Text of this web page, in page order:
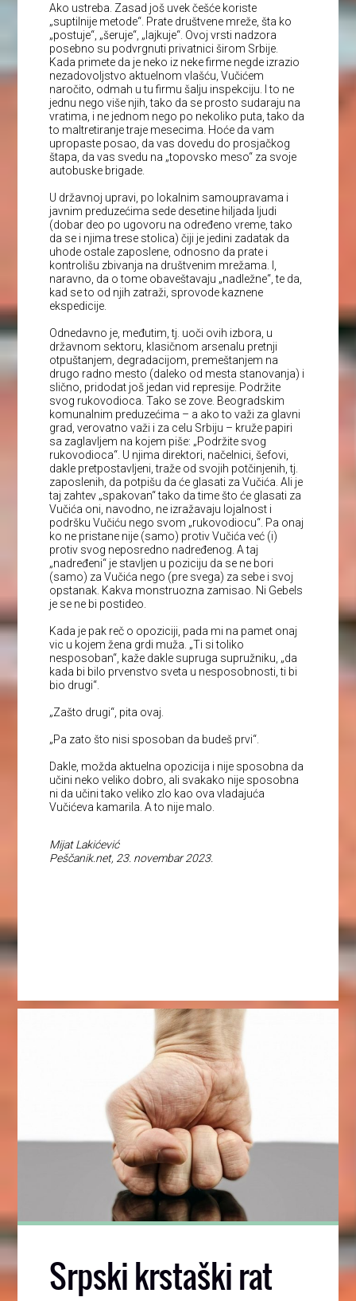
Ako ustreba. Zasad još uvek češće koriste
„suptilnije metode“. Prate društvene mreže, šta ko
„postuje“, „šeruje“, „lajkuje“. Ovoj vrsti nadzora
posebno su podvrgnuti privatnici širom Srbije.
Kada primete da je neko iz neke firme negde izrazio
nezadovoljstvo aktuelnom vlašću, Vučićem
naročito, odmah u tu firmu šalju inspekciju. I to ne
jednu nego više njih, tako da se prosto sudaraju na
vratima, i ne jednom nego po nekoliko puta, tako da
to maltretiranje traje mesecima. Hoće da vam
upropaste posao, da vas dovedu do prosjačkog
štapa, da vas svedu na „topovsko meso“ za svoje
autobuske brigade.
U državnoj upravi, po lokalnim samoupravama i
javnim preduzećima sede desetine hiljada ljudi
(dobar deo po ugovoru na određeno vreme, tako
da se i njima trese stolica) čiji je jedini zadatak da
uhode ostale zaposlene, odnosno da prate i
kontrolišu zbivanja na društvenim mrežama. I,
naravno, da o tome obaveštavaju „nadležne“, te da,
kad se to od njih zatraži, sprovode kaznene
ekspedicije.
Odnedavno je, međutim, tj. uoči ovih izbora, u
državnom sektoru, klasičnom arsenalu pretnji
otpuštanjem, degradacijom, premeštanjem na
drugo radno mesto (daleko od mesta stanovanja) i
slično, pridodat još jedan vid represije. Podržite
svog rukovodioca. Tako se zove. Beogradskim
komunalnim preduzećima – a ako to važi za glavni
grad, verovatno važi i za celu Srbiju – kruže papiri
sa zaglavljem na kojem piše: „Podržite svog
rukovodioca“. U njima direktori, načelnici, šefovi,
dakle pretpostavljeni, traže od svojih potčinjenih, tj.
zaposlenih, da potpišu da će glasati za Vučića. Ali je
taj zahtev „spakovan“ tako da time što će glasati za
Vučića oni, navodno, ne izražavaju lojalnost i
podršku Vučiću nego svom „rukovodiocu“. Pa onaj
ko ne pristane nije (samo) protiv Vučića već (i)
protiv svog neposredno nadređenog. A taj
„nadređeni“ je stavljen u poziciju da se ne bori
(samo) za Vučića nego (pre svega) za sebe i svoj
opstanak. Kakva monstruozna zamisao. Ni Gebels
je se ne bi postideo.
Kada je pak reč o opoziciji, pada mi na pamet onaj
vic u kojem žena grdi muža. „Ti si toliko
nesposoban“, kaže dakle supruga supružniku, „da
kada bi bilo prvenstvo sveta u nesposobnosti, ti bi
bio drugi“.
„Zašto drugi“, pita ovaj.
„Pa zato što nisi sposoban da budeš prvi“.
Dakle, možda aktuelna opozicija i nije sposobna da
učini neko veliko dobro, ali svakako nije sposobna
ni da učini tako veliko zlo kao ova vladajuća
Vučićeva kamarila. A to nije malo.
Mijat Lakićević
Peščanik.net, 23. novembar 2023.
Srpski krstaški rat